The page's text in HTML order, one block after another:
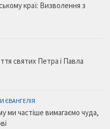
краї: Визволення з
святих Петра і Павла
ЄВАНГЕЛІЯ
ми частіше вимагаємо чуда,